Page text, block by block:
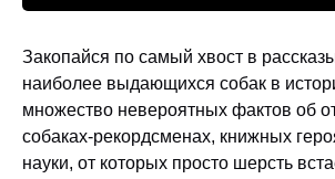
Закопайся по самый хвост в
наиболее выдающихся собак в
множество невероятных фактов об
собаках-рекордсменах, книжных
науки, от которых просто шерсть